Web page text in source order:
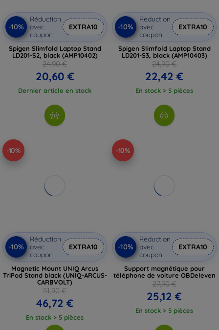
-10%
Réduction
avec
coupon
EXTRA10
Spigen Slimfold Laptop Stand
LD201-S2, black (AMP10402)
24,90 €
20,60 €
Dernier article en stock
-10%
Réduction
avec
coupon
EXTRA10
Spigen Slimfold Laptop Stand
LD201-S3, black (AMP10403)
24,90 €
22,42 €
En stock > 5 pièces
-10%
-10%
Réduction
avec
coupon
EXTRA10
Magnetic Mount UNIQ Arcus
TriPod Stand black (UNIQ-ARCUS-
CARBVOLT)
51,90 €
46,72 €
En stock > 5 pièces
-10%
-10%
Réduction
avec
coupon
EXTRA10
Support magnétique pour
téléphone de voiture OBDeleven
27,90 €
25,12 €
En stock > 5 pièces